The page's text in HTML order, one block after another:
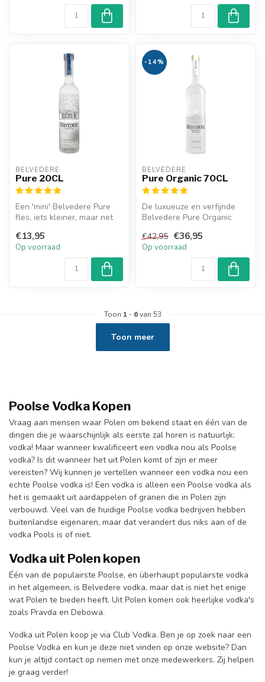
BELVEDERE
Pure 20CL
Een 'mini' Belvedere Pure
fles, iets kleiner, maar net
€13,95
Op voorraad
-14%
BELVEDERE
Pure Organic 70CL
De luxueuze en verfijnde
Belvedere Pure Organic
dat ...
€42,95 €36,95
Op voorraad
Toon 1- 6van 53
Toon meer
Poolse Vodka Kopen
Vraag aan mensen waar Polen om bekend staat en één van de
dingen die je waarschijnlijk als eerste zal horen is natuurlijk:
vodka! Maar wanneer kwalificeert een vodka nou als Poolse
vodka? Is dit wanneer het uit Polen komt of zijn er meer
vereisten? Wij kunnen je vertellen wanneer een vodka nou een
echte Poolse vodka is! Een vodka is alleen een Poolse vodka als
het is gemaakt uit aardappelen of granen die in Polen zijn
verbouwd. Veel van de huidige Poolse vodka bedrijven hebben
buitenlandse eigenaren, maar dat verandert dus niks aan of de
vodka Pools is of niet.
Vodka uit Polen kopen
Één van de populairste Poolse, en überhaupt populairste vodka
in het algemeen, is Belvedere vodka, maar dat is niet het enige
wat Polen te bieden heeft. Uit Polen komen ook heerlijke vodka's
zoals Pravda en Debowa.
Vodka uit Polen koop je via Club Vodka. Ben je op zoek naar een
Poolse Vodka en kun je deze niet vinden op onze website? Dan
kun je altijd contact op nemen met onze medewerkers. Zij helpen
je graag verder!